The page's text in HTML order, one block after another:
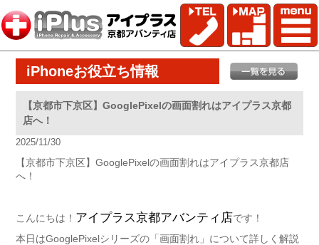
iPhoneお役立ち情報
【京都市下京区】GooglePixelの画面割れはアイプラス京都
店へ！
2025/11/30
【京都市下京区】GooglePixelの画面割れはアイプラス京都店
へ！
こんにちは！ アイプラス京都アバンティ店です！
本日はGooglePixelシリーズの「画面割れ」について詳しく解説